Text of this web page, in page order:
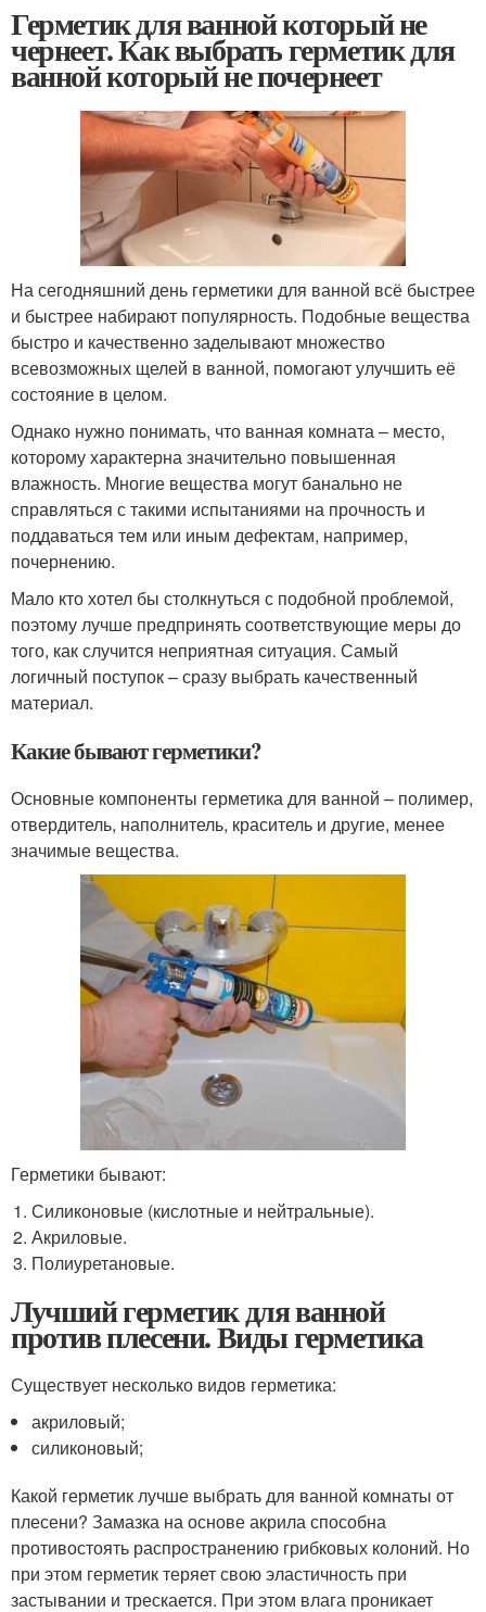
Герметик для ванной который не
чернеет. Как выбрать герметик для
ванной который не почернеет
На сегодняшний день герметики для ванной всё быстрее
и быстрее набирают популярность. Подобные вещества
быстро и качественно заделывают множество
всевозможных щелей в ванной, помогают улучшить её
состояние в целом.
Однако нужно понимать, что ванная комната – место,
которому характерна значительно повышенная
влажность. Многие вещества могут банально не
справляться с такими испытаниями на прочность и
поддаваться тем или иным дефектам, например,
почернению.
Мало кто хотел бы столкнуться с подобной проблемой,
поэтому лучше предпринять соответствующие меры до
того, как случится неприятная ситуация. Самый
логичный поступок – сразу выбрать качественный
материал.
Какие бывают герметики?
Основные компоненты герметика для ванной – полимер,
отвердитель, наполнитель, краситель и другие, менее
значимые вещества.
Герметики бывают:
Силиконовые (кислотные и нейтральные).
Акриловые.
Полиуретановые.
Лучший герметик для ванной
против плесени. Виды герметика
Существует несколько видов герметика:
акриловый;
силиконовый;
Какой герметик лучше выбрать для ванной комнаты от
плесени? Замазка на основе акрила способна
противостоять распространению грибковых колоний. Но
при этом герметик теряет свою эластичность при
застывании и трескается. При этом влага проникает